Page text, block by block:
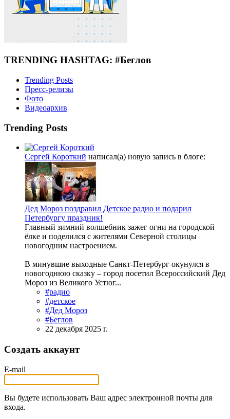
TRENDING HASHTAG: #Беглов
Trending Posts
Пресс-релизы
Фото
Видеоархив
Trending Posts
Сергей Короткий написал(а) новую запись в блоге:
Дед Мороз поздравил Детское радио и подарил
Петербургу праздник!
Главный зимний волшебник зажег огни на городской
ёлке и поделился с жителями Северной столицы
новогодним настроением.
В минувшие выходные Санкт-Петербург окунулся в
новогоднюю сказку – город посетил Всероссийский Дед
Мороз из Великого Устюг...
#радио
#детское
#Дед Мороз
#Беглов
22 декабря 2025 г.
Создать аккаунт
E-mail
Вы будете использовать Ваш адрес электронной почты для
входа.